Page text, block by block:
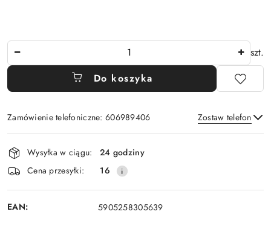
szt.
Do koszyka
Zamówienie telefoniczne: 606989406 Zostaw telefon
Wyślij
Dostępność
i
dostawa
Wysyłka w ciągu:
24 godziny
Cena przesyłki:
16
EAN: 5905258305639